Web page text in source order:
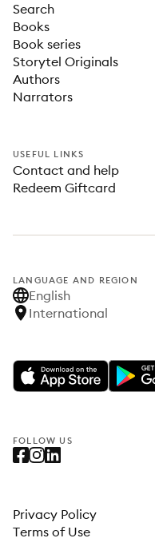
Search
Books
Book series
Storytel Originals
Authors
Narrators
USEFUL LINKS
Contact and help
Redeem Giftcard
LANGUAGE AND REGION
English
International
FOLLOW US
Privacy Policy
Terms of Use